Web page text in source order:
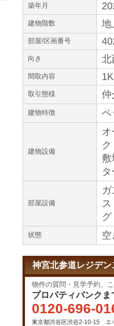
築年月
建物階数 地
部屋/区画番号
向き 北
間取内容 1K
取引態様 仲
建物特徴 ペ
建物設備
敷
部屋設備
グ
状態 空
神宮北参道レジデ
物件の質問・見学予約、
プロパティバンクま
0120-696-
東京都渋谷区渋谷2-10-15 エ